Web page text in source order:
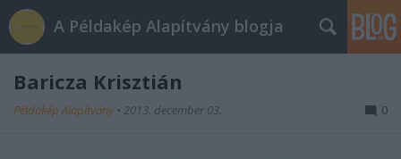
A Példakép Alapítvány blogja
Baricza Krisztián
Példakép Alapítvány • 2013. december 03. 0